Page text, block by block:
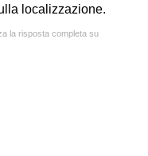
localizzazione.
la risposta completa su